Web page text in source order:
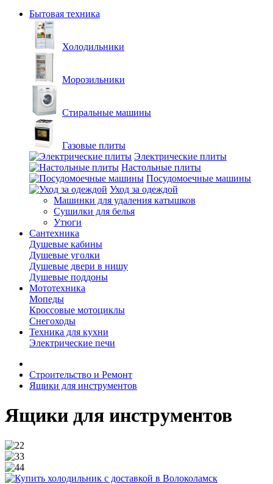
Бытовая техника
Холодильники
Морозильники
Стиральные машины
Газовые плиты
Электрические плиты
Настольные плиты
Посудомоечные машины
Уход за одеждой
Машинки для удаления катышков
Сушилки для белья
Утюги
Сантехника
Душевые кабины
Душевые уголки
Душевые двери в нишу
Душевые поддоны
Мототехника
Мопеды
Кроссовые мотоциклы
Снегоходы
Техника для кухни
Электрические печи
Строительство и Ремонт
Ящики для инструментов
Ящики для инструментов